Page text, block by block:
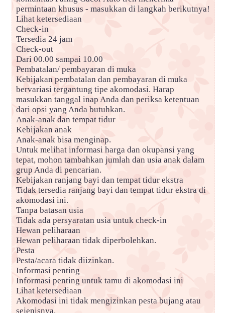
permintaan khusus - masukkan di langkah berikutnya!
Lihat ketersediaan
Check-in
Tersedia 24 jam
Check-out
Dari 00.00 sampai 10.00
Pembatalan/ pembayaran di muka
Kebijakan pembatalan dan pembayaran di muka
bervariasi tergantung tipe akomodasi. Harap
masukkan tanggal inap Anda dan periksa ketentuan
dari opsi yang Anda butuhkan.
Anak-anak dan tempat tidur
Kebijakan anak
Anak-anak bisa menginap.
Untuk melihat informasi harga dan okupansi yang
tepat, mohon tambahkan jumlah dan usia anak dalam
grup Anda di pencarian.
Kebijakan ranjang bayi dan tempat tidur ekstra
Tidak tersedia ranjang bayi dan tempat tidur ekstra di
akomodasi ini.
Tanpa batasan usia
Tidak ada persyaratan usia untuk check-in
Hewan peliharaan
Hewan peliharaan tidak diperbolehkan.
Pesta
Pesta/acara tidak diizinkan.
Informasi penting
Informasi penting untuk tamu di akomodasi ini
Lihat ketersediaan
Akomodasi ini tidak mengizinkan pesta bujang atau
sejenisnya.